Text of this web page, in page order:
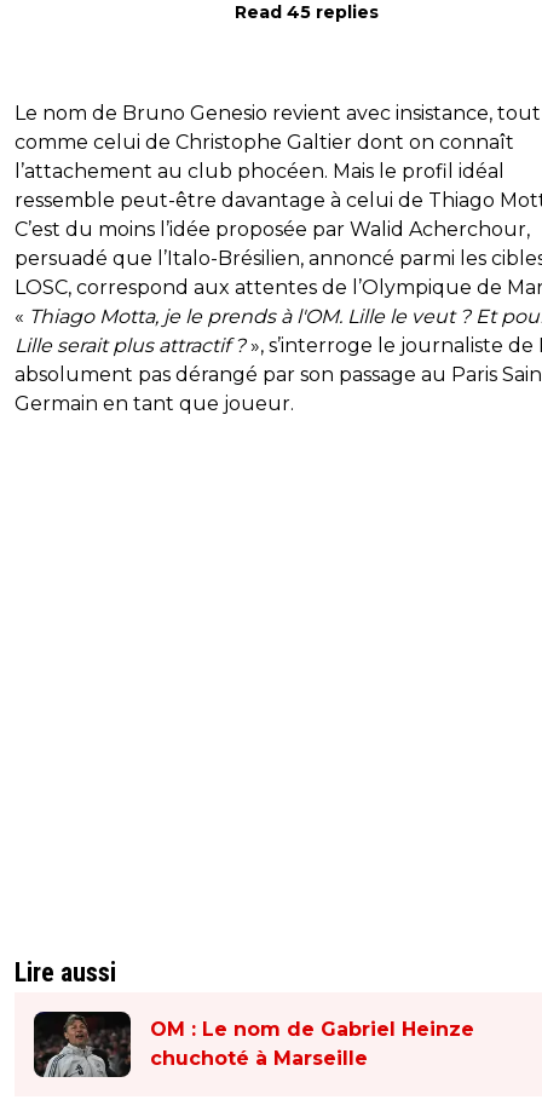
Read 45 replies
Le nom de Bruno Genesio revient avec insistance, tout
comme celui de Christophe Galtier dont on connaît
l’attachement au club phocéen. Mais le profil idéal
ressemble peut-être davantage à celui de Thiago
C’est du moins l’idée proposée par Walid Acherchour,
persuadé que l’Italo-Brésilien, annoncé parmi les
LOSC, correspond aux attentes de l’Olympique de
« Thiago Motta, je le prends à l'OM. Lille le veut ? Et
Lille serait plus attractif ?», s’interroge le journaliste de
absolument pas dérangé par son passage au Paris
Germain en tant que joueur.
Lire aussi
OM : Le nom de Gabriel Heinze
chuchoté à Marseille